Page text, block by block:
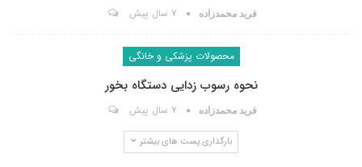
فرید محمدزاده 7 سال پیش
محصولات پزشکی و خانگی
نحوه رسوب زدایی دستگاه بخور
فرید محمدزاده 7 سال پیش
بارگذاری پست های بیشتر